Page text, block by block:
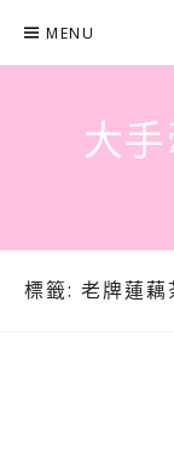
content
MENU
大
標籤: 老牌蓮藕